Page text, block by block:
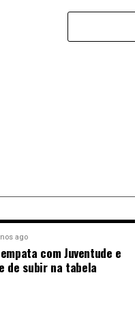
ago
com Juventude e
de subir na tabela